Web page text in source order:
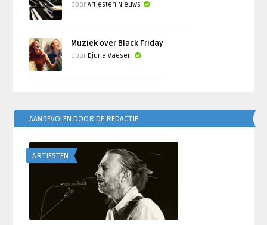
doorArtiesten Nieuws
Muziek over Black Friday
door Djuna Vaesen
AANBEVOLEN DOOR DE REDACTIE
ARTIESTEN